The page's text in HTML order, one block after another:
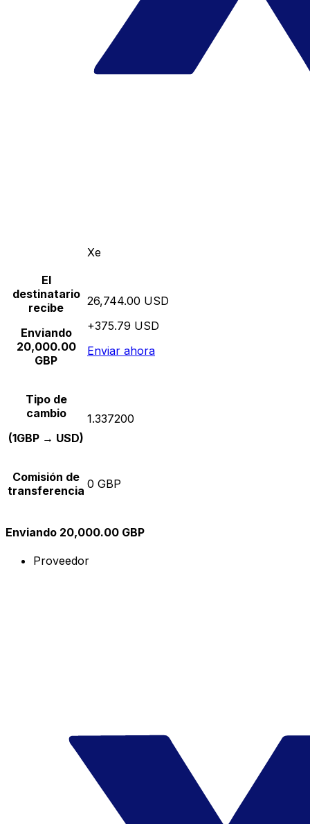
Xe
El
destinatario
recibe
Enviando
20,000.00
GBP
26,744.00 USD
+375.79 USD
Enviar ahora
Tipo de
cambio
(1GBP → USD)
1.337200
Comisión de
transferencia 0 GBP
Enviando 20,000.00 GBP
Proveedor